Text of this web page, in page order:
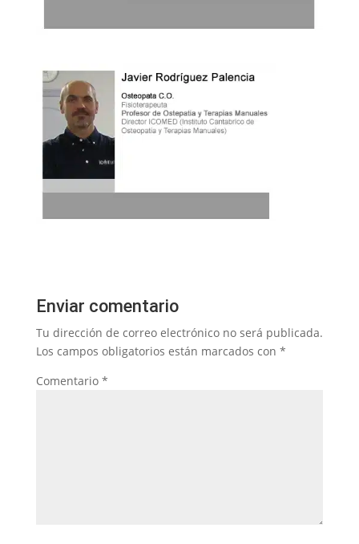
Enviar comentario
Tu dirección de correo electrónico no será publicada.
Los campos obligatorios están marcados con *
Comentario *